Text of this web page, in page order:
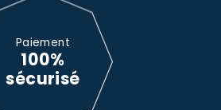
Paiement
100%
sécurisé